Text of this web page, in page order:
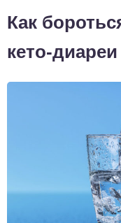
Как
кето-диареи